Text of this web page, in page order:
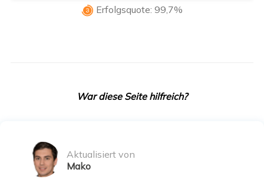
 Erfolgsquote: 99,7%
War diese Seite hilfreich?
Aktualisiert von
Mako